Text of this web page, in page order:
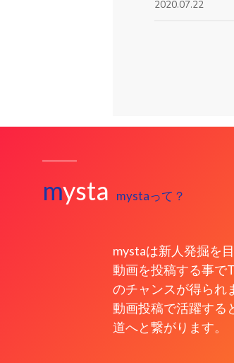
2020.07.22
2020.07.01
2020.06.16
特設サイト
2020.05.11
mysta mystaって？
mystaは新人発掘を
動画を投稿する事で
のチャンスが得られ
動画投稿で活躍する
道へと繋がります。